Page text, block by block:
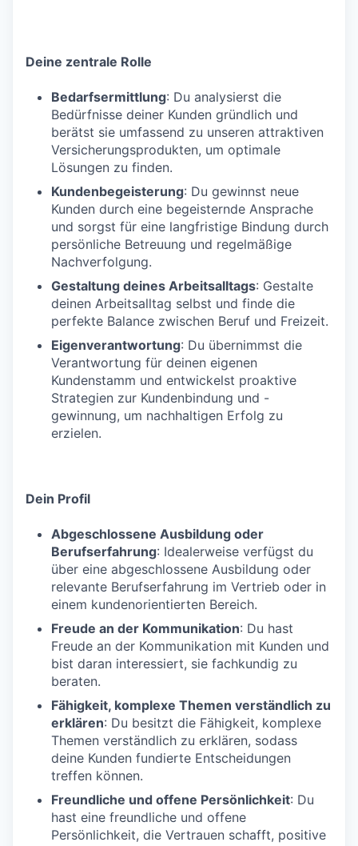
Deine zentrale Rolle
Bedarfsermittlung: Du analysierst die
Bedürfnisse deiner Kunden gründlich und
berätst sie umfassend zu unseren attraktiven
Versicherungsprodukten, um optimale
Lösungen zu finden.
Kundenbegeisterung: Du gewinnst neue
Kunden durch eine begeisternde Ansprache
und sorgst für eine langfristige Bindung durch
persönliche Betreuung und regelmäßige
Nachverfolgung.
Gestaltung deines Arbeitsalltags: Gestalte
deinen Arbeitsalltag selbst und finde die
perfekte Balance zwischen Beruf und Freizeit.
Eigenverantwortung: Du übernimmst die
Verantwortung für deinen eigenen
Kundenstamm und entwickelst proaktive
Strategien zur Kundenbindung und -
gewinnung, um nachhaltigen Erfolg zu
erzielen.
Dein Profil
Abgeschlossene Ausbildung oder
Berufserfahrung: Idealerweise verfügst du
über eine abgeschlossene Ausbildung oder
relevante Berufserfahrung im Vertrieb oder in
einem kundenorientierten Bereich.
Freude an der Kommunikation: Du hast
Freude an der Kommunikation mit Kunden und
bist daran interessiert, sie fachkundig zu
beraten.
Fähigkeit, komplexe Themen verständlich zu
erklären: Du besitzt die Fähigkeit, komplexe
Themen verständlich zu erklären, sodass
deine Kunden fundierte Entscheidungen
treffen können.
Freundliche und offene Persönlichkeit: Du
hast eine freundliche und offene
Persönlichkeit, die Vertrauen schafft, positive